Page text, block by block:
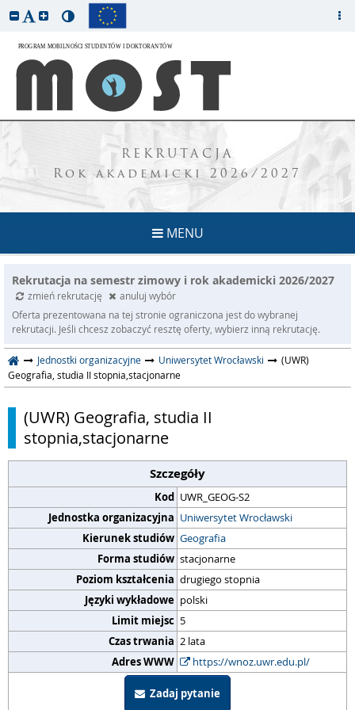
REKRUTACJA
Rok akademicki 2026/2027
MENU
Rekrutacja na semestr zimowy i rok akademicki 2026/2027
zmień rekrutację
anuluj wybór
Oferta prezentowana na tej stronie ograniczona jest do wybranej
rekrutacji. Jeśli chcesz zobaczyć resztę oferty, wybierz inną rekrutację.
Jednostki organizacyjne Uniwersytet Wrocławski
(UWR)
Geografia, studia II stopnia,stacjonarne
(UWR) Geografia, studia II
stopnia,stacjonarne
Szczegóły
Kod UWR_GEOG-S2
Jednostka organizacyjna Uniwersytet Wrocławski
Kierunek studiów Geografia
Forma studiów stacjonarne
Poziom kształcenia drugiego stopnia
Języki wykładowe polski
Limit miejsc 5
Czas trwania 2 lata
Adres WWW
https://wnoz.uwr.edu.pl/
Zadaj pytanie